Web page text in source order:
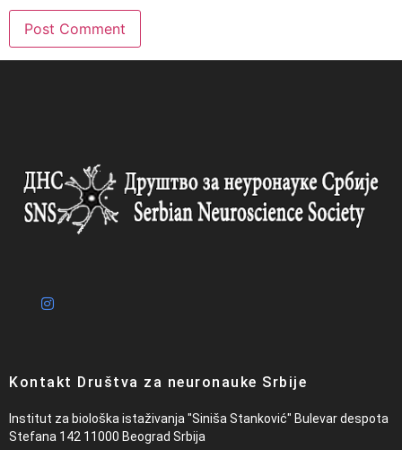
Kontakt Društva za neuronauke Srbije
Institut za biološka istaživanja "Siniša Stanković" Bulevar despota
Stefana 142 11000 Beograd Srbija